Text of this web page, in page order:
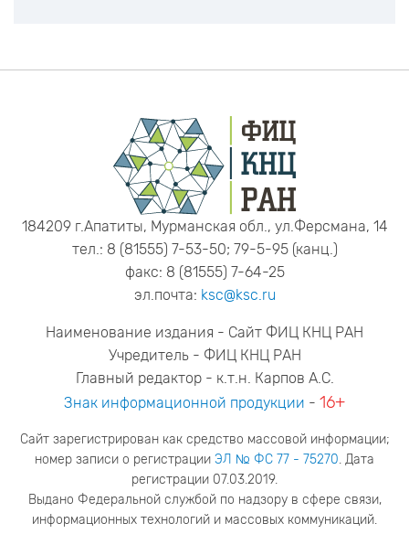
184209 г.Апатиты, Мурманская обл., ул.Ферсмана, 14
тел.: 8 (81555) 7-53-50; 79-5-95 (канц.)
факс: 8 (81555) 7-64-25
эл.почта: ksc@ksc.ru
Наименование издания - Сайт ФИЦ КНЦ РАН
Учредитель - ФИЦ КНЦ РАН
Главный редактор - к.т.н. Карпов А.С.
Знак информационной продукции - 16+
Сайт зарегистрирован как средство массовой информации;
номер записи о регистрации ЭЛ № ФС 77 - 75270. Дата
регистрации 07.03.2019.
Выдано Федеральной службой по надзору в сфере связи,
информационных технологий и массовых коммуникаций.